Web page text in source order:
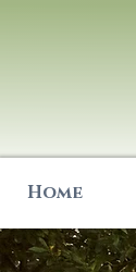
Home